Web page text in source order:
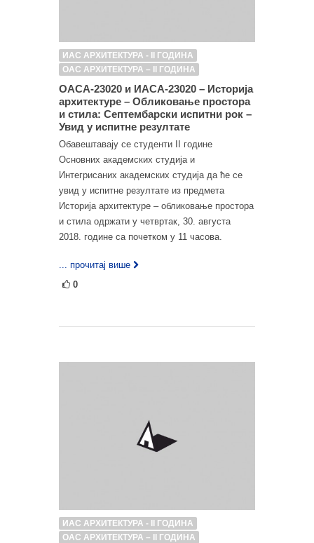
ИАС АРХИТЕКТУРА - II ГОДИНА
ОАС АРХИТЕКТУРА – II ГОДИНА
ОАСА-23020 и ИАСА-23020 – Историја
архитектуре – Обликовање простора
и стила: Септембарски испитни рок –
Увид у испитне резултате
Обавештавају се студенти II године
Основних академских студија и
Интегрисаних академских студија да ће се
увид у испитне резултате из предмета
Историја архитектуре – обликовање простора
и стила одржати у четвртак, 30. августа
2018. године са почетком у 11 часова.
... прочитај више
0
ИАС АРХИТЕКТУРА - II ГОДИНА
ОАС АРХИТЕКТУРА – II ГОДИНА